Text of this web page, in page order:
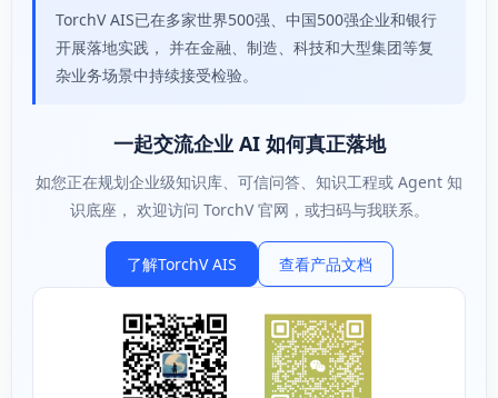
TorchV AIS已在多家世界500强、中国500强企业和银行
开展落地实践， 并在金融、制造、科技和大型集团等复
杂业务场景中持续接受检验。
一起交流企业 AI 如何真正落地
如您正在规划企业级知识库、可信问答、知识工程或 Agent 知
识底座， 欢迎访问 TorchV 官网，或扫码与我联系。
了解TorchV AIS 查看产品文档